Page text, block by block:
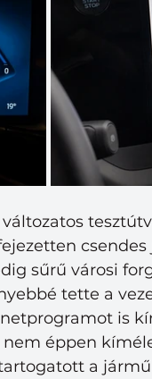
sűrű városi
tette a
is
éppen
a jármű